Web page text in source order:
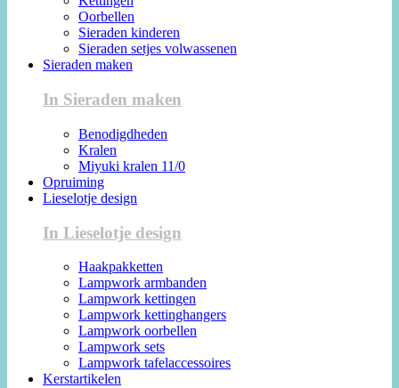
Oorbellen
Sieraden kinderen
Sieraden setjes volwassenen
Sieraden maken
In Sieraden maken
Benodigdheden
Kralen
Miyuki kralen 11/0
Opruiming
Lieselotje design
In Lieselotje design
Haakpakketten
Lampwork armbanden
Lampwork kettingen
Lampwork kettinghangers
Lampwork oorbellen
Lampwork sets
Lampwork tafelaccessoires
Kerstartikelen